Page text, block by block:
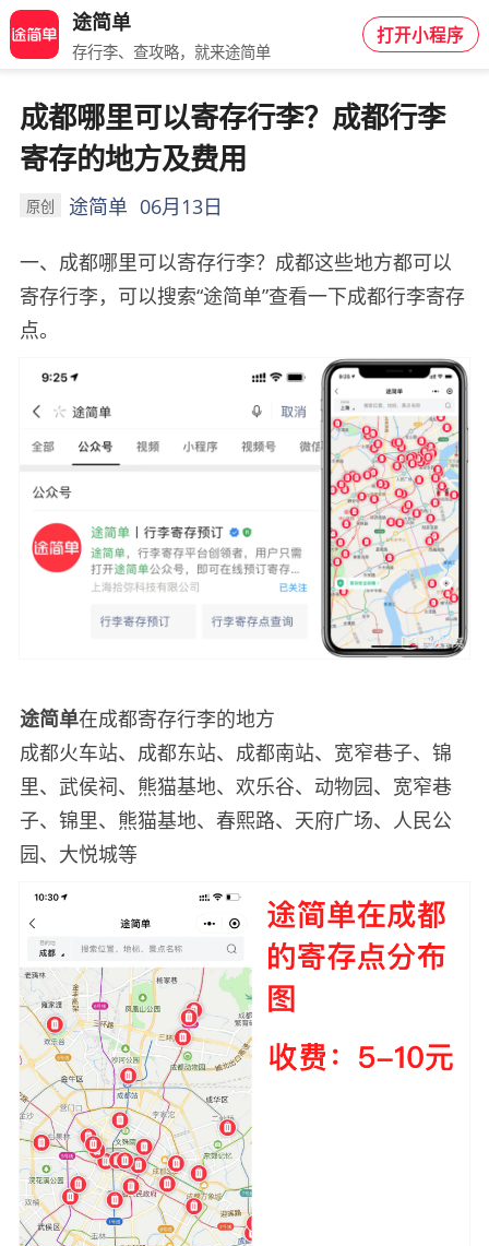
途简单
存行李、查攻略，就来途简单
打开小程序
成都哪里可以寄存行李？成都行李
寄存的地方及费用
原创 途简单 06月13日
一、成都哪里可以寄存行李？成都这些地方都可以
寄存行李，可以搜索“途简单”查看一下成都行李寄存
点。
途简单在成都寄存行李的地方
成都火车站、成都东站、成都南站、宽窄巷子、锦
里、武侯祠、熊猫基地、欢乐谷、动物园、宽窄巷
子、锦里、熊猫基地、春熙路、天府广场、人民公
园、大悦城等